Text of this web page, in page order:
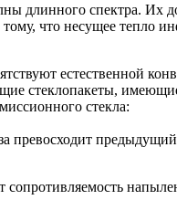
длинного спектра.
что несущее тепло
естественной
стеклопакеты,
стекла:
сопротивляемость